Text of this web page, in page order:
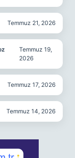
Temmuz 21, 2026
Temmuz 19,
2026
Temmuz 17, 2026
Temmuz 14, 2026